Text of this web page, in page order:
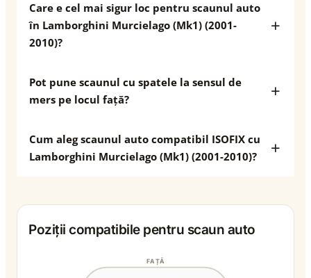
Care e cel mai sigur loc pentru scaunul auto
în Lamborghini Murcielago (Mk1) (2001-
2010)?
Pot pune scaunul cu spatele la sensul de
mers pe locul față?
Cum aleg scaunul auto compatibil ISOFIX cu
Lamborghini Murcielago (Mk1) (2001-2010)?
Poziții compatibile pentru scaun auto
FAȚĂ